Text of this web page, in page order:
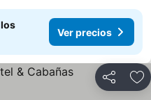
Ver precios
Compartir